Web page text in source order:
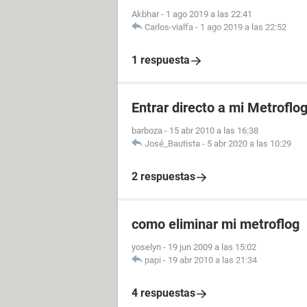
Akbhar - 1 ago 2019 a las 22:41
Carlos-vialfa - 1 ago 2019 a las 22:52
1 respuesta
Entrar directo a mi Metroflog
barboza - 15 abr 2010 a las 16:38
José_Bautista - 5 abr 2020 a las 10:29
2 respuestas
como eliminar mi metroflog
yoselyn - 19 jun 2009 a las 15:02
papi - 19 abr 2010 a las 21:34
4 respuestas